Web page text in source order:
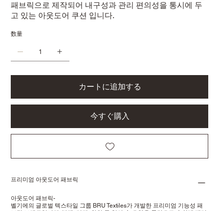
패브릭으로 제작되어 내구성과 관리 편의성을 통시에 두
고 있는 아웃도어 쿠션 입니다.
数量
カートに追加する
今すぐ購入
프리미엄 아웃도어 패브릭
아웃도어 패브릭-
벨기에의 글로벌 텍스타일 그룹 BRU Textiles가 개발한 프리미엄 기능성 패